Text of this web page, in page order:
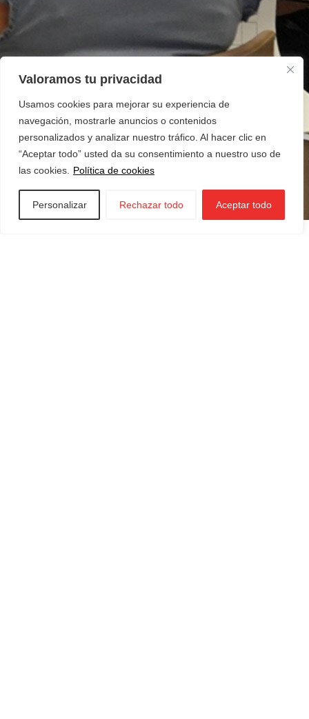
Valoramos tu privacidad
Usamos cookies para mejorar su experiencia de
navegación, mostrarle anuncios o contenidos
personalizados y analizar nuestro tráfico. Al hacer clic en
“Aceptar todo” usted da su consentimiento a nuestro uso de
las cookies.
Política de cookies
Personalizar Rechazar todo Aceptar todo